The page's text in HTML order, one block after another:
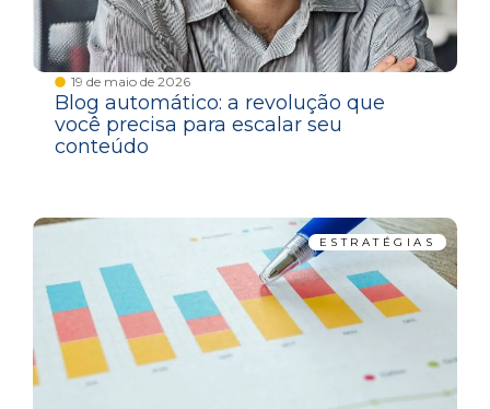
19 de maio de 2026
Blog automático: a revolução que
você precisa para escalar seu
conteúdo
ESTRATÉGIAS